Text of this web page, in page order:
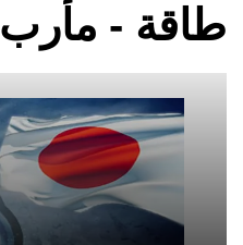
طاقة - مأرب